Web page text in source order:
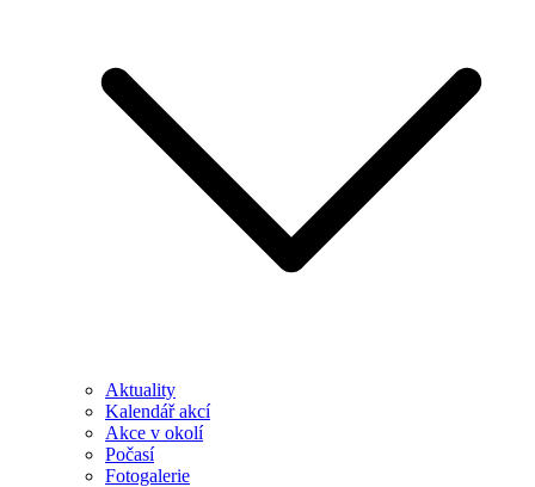
Aktuality
Kalendář akcí
Akce v okolí
Počasí
Fotogalerie